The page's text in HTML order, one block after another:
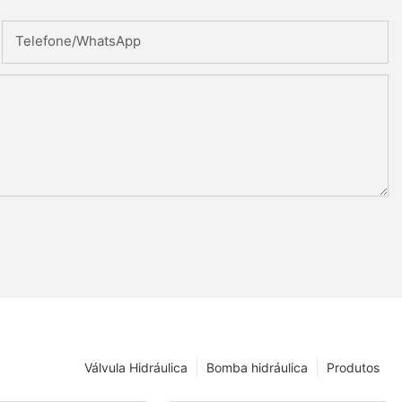
Telefone/whatsApp
Produtos
Bomba hidráulica
Válvula Hidráulica